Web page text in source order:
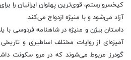
كیخسرو رستم، قوی‌ترین پهلوان ایرانیان را
آزاد می‌شود و با منیژه ازدواج می‌كند.
داستان بیژن و منیژه در شاهنامه فردوسی
آمیزه‌ای از روایات مختلف اساطیری و
گودرز مربوط می‌شوند كه در مرو سكونت